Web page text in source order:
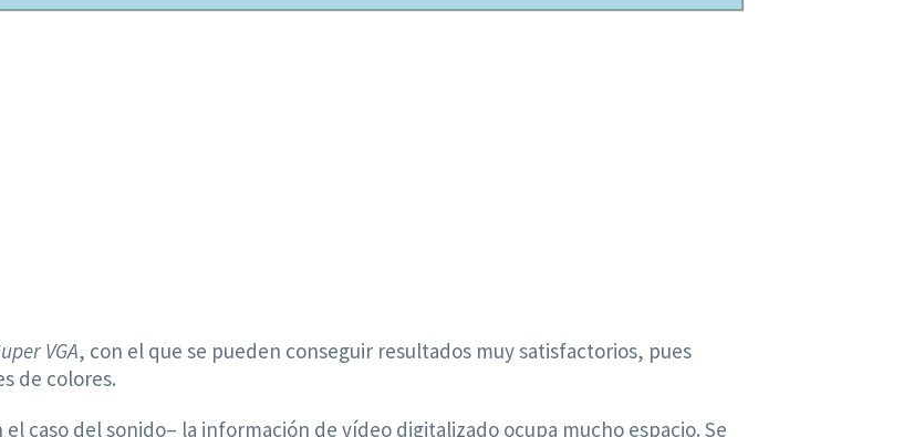
VGA, con el que se pueden conseguir resultados muy satisfactorios, pues
de colores.
caso del sonido– la información de vídeo digitalizado ocupa mucho espacio. Se